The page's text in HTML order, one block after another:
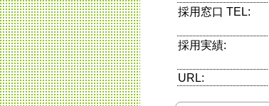
採用窓口 TEL:
採用実績:
URL: